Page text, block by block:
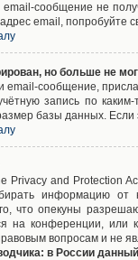
email-сообщение не
email, попробуйте
но больше не
email-сообщение,
запись по
базы данных. Если
Privacy and Protection
информацию от
что опекуны
на конференции, или
вопросам и не
в России